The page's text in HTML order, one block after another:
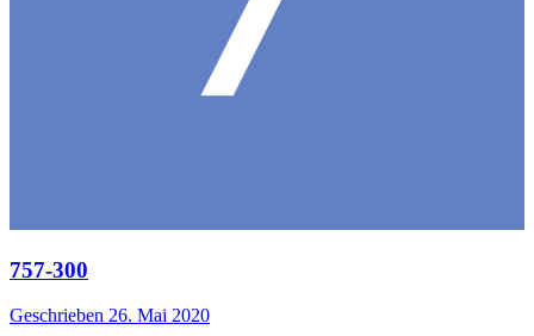
757-300
Geschrieben 26. Mai 2020